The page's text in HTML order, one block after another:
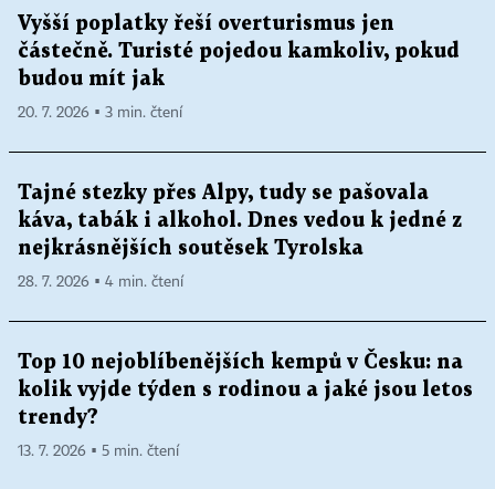
Vyšší poplatky řeší overturismus jen
částečně. Turisté pojedou kamkoliv, pokud
budou mít jak
20. 7. 2026 ▪ 3 min. čtení
Tajné stezky přes Alpy, tudy se pašovala
káva, tabák i alkohol. Dnes vedou k jedné z
nejkrásnějších soutěsek Tyrolska
28. 7. 2026 ▪ 4 min. čtení
Top 10 nejoblíbenějších kempů v Česku: na
kolik vyjde týden s rodinou a jaké jsou letos
trendy?
13. 7. 2026 ▪ 5 min. čtení